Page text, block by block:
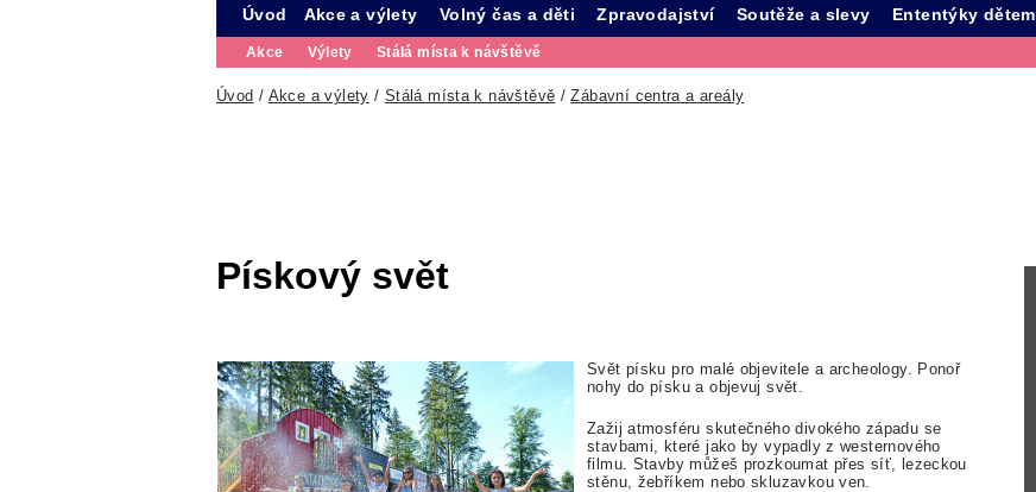
Úvod Akce a výlety
Akce Výlety Stálá místa k návštěvě
Volný čas a děti Zpravodajství Soutěže a slevy Ententýky dětem
Úvod / Akce a výlety / Stálá místa k návštěvě /Zábavní centra a areály
Pískový svět
Svět písku pro malé objevitele a archeology. Ponoř
nohy do písku a objevuj svět.
Zažij atmosféru skutečného divokého západu se
stavbami, které jako by vypadly z westernového
filmu. Stavby můžeš prozkoumat přes síť, lezeckou
stěnu, žebříkem nebo skluzavkou ven.